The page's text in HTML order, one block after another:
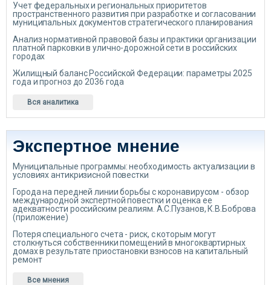
Учет федеральных и региональных приоритетов
пространственного развития при разработке и согласовании
муниципальных документов стратегического планирования
Анализ нормативной правовой базы и практики организации
платной парковки в улично-дорожной сети в российских
городах
Жилищный баланс Российской Федерации: параметры 2025
года и прогноз до 2036 года
Вся аналитика
Экспертное мнение
Муниципальные программы: необходимость актуализации в
условиях антикризисной повестки
Города на передней линии борьбы с коронавирусом - обзор
международной экспертной повестки и оценка ее
адекватности российским реалиям. А.С.Пузанов, К.В.Боброва
(приложение)
Потеря специального счета - риск, с которым могут
столкнуться собственники помещений в многоквартирных
домах в результате приостановки взносов на капитальный
ремонт
Все мнения